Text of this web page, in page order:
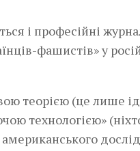
і професійні
фашистів» у
теорією (це лише
технологією»